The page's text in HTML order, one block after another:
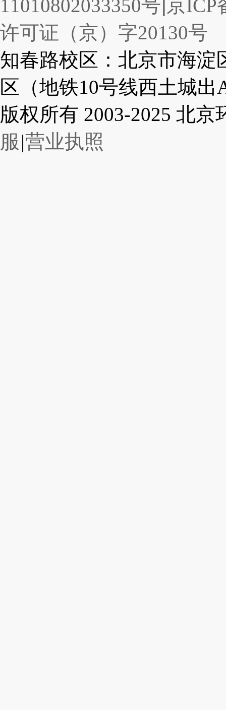
11010802033350号|京ICP
许可证（京）字20130号
知春路校区：北京市海淀
区（地铁10号线西土城出
版权所有 2003-2025 北
服 |营业执照